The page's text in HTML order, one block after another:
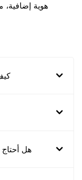
هوية إضافية،
هل أحتاج